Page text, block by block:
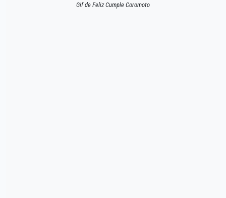
Gif de Feliz Cumple Coromoto